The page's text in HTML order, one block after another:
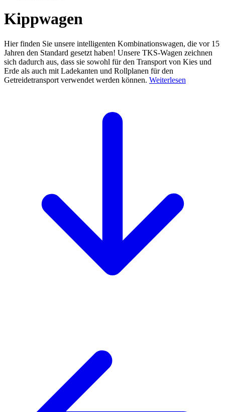
Kippwagen
Hier finden Sie unsere intelligenten Kombinationswagen, die vor 15
Jahren den Standard gesetzt haben! Unsere TKS-Wagen zeichnen
sich dadurch aus, dass sie sowohl für den Transport von Kies und
Erde als auch mit Ladekanten und Rollplanen für den
Getreidetransport verwendet werden können. Weiterlesen